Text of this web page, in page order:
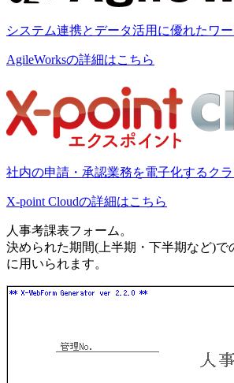
システム連携とデータ活用に優れたワ
AgileWorksの詳細はこちら
社内の申請・承認業務を電子化するク
X-point Cloudの詳細はこちら
人事考課表フォーム。
決められた期間(上半期・下半期など)で
に用いられます。